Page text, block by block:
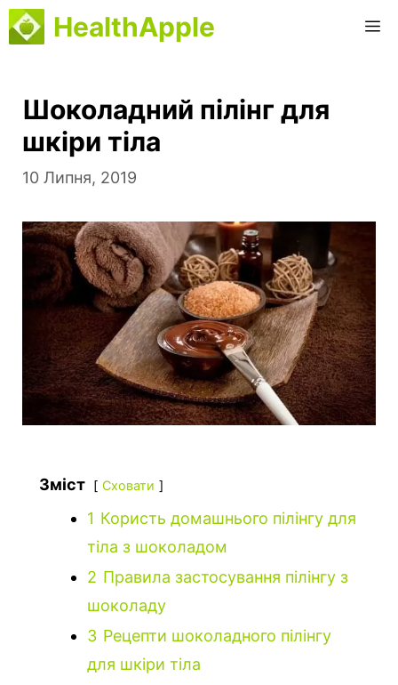
Перейти
до
HealthApple
Шоколадний пілінг для
шкіри тіла
10 Липня, 2019
Зміст Сховати
1 Користь домашнього пілінгу для
тіла з шоколадом
2 Правила застосування пілінгу з
шоколаду
3 Рецепти шоколадного пілінгу
для шкіри тіла